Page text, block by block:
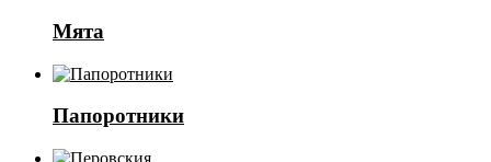
Мята
Папоротники